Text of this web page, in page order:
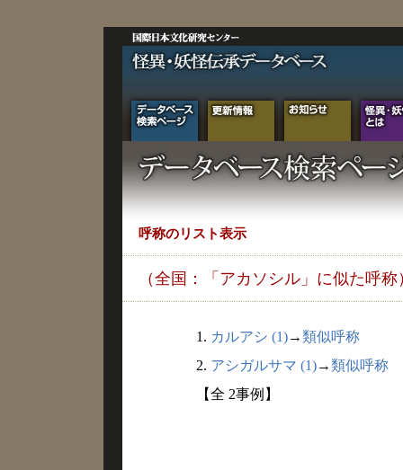
呼称のリスト表示
（全国：「アカソシル」に似た呼称
1. カルアシ (1)→類似呼称
2. アシガルサマ (1)→類似呼称
【全 2事例】